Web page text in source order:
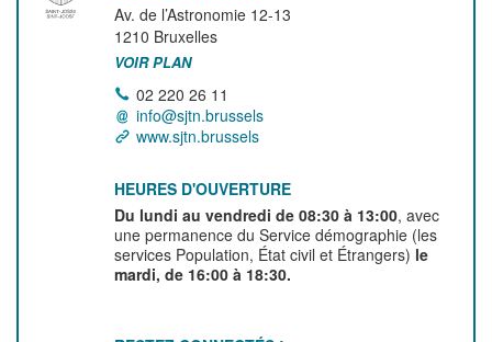
Av. de l’Astronomie 12-13
1210 Bruxelles
VOIR PLAN
02 220 26 11
info@sjtn.brussels
www.sjtn.brussels
HEURES D'OUVERTURE
Du lundi au vendredi de 08:30 à 13:00, avec
une permanence du Service démographie (les
services Population, État civil et Étrangers) le
mardi, de 16:00 à 18:30.